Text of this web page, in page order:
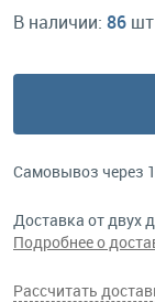
В наличии: 86 шт
Самовывоз через
Доставка от двух
Подробнее о
Рассчитать